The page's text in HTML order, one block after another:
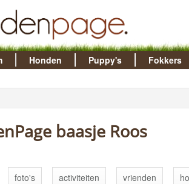
Honden Puppy's Fokkers
baasje Roos
foto's activiteiten vrienden